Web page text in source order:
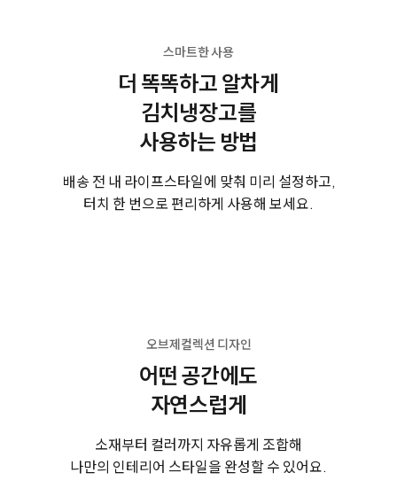
스마트한 사용
더 똑똑하고 알차게
김치냉장고를
사용하는 방법
배송 전 내 라이프스타일에 맞춰 미리 설정하고,
터치 한 번으로 편리하게 사용해 보세요.
오브제컬렉션 디자인
어떤 공간에도
자연스럽게
소재부터 컬러까지 자유롭게 조합해
나만의 인테리어 스타일을 완성할 수 있어요.